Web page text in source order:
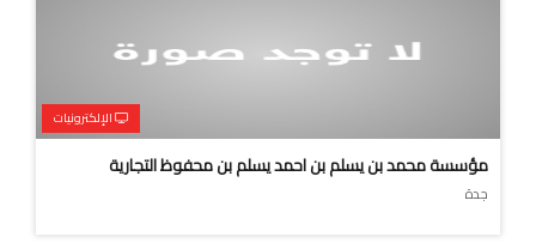
الإلكترونيات
مؤسسة محمد بن يسلم بن احمد يسلم بن محفوظ التجارية
جدة